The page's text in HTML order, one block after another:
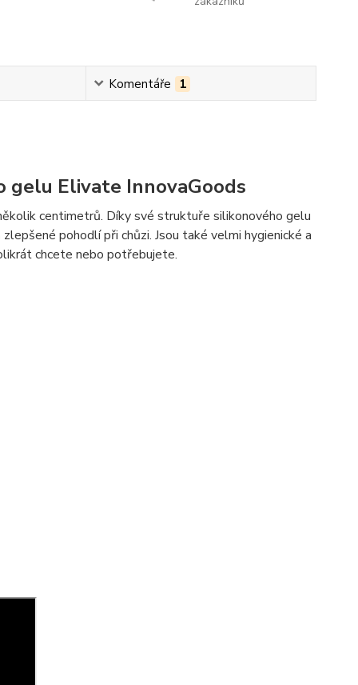
Komentáře 1
gelu Elivate InnovaGoods
centimetrů. Díky své struktuře silikonového gelu
pohodlí při chůzi. Jsou také velmi hygienické a
chcete nebo potřebujete.